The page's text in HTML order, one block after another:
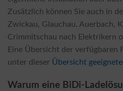
Zusätzlich können Sie auch in
Zwickau, Glauchau, Auerbach,
Crimmitschau nach Elektrikern
Eine Übersicht der verfügbaren
unter dieser Übersicht
Warum eine BiDi-